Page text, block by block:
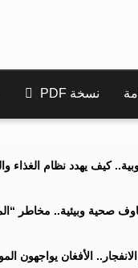
نسخة PDF
كيف يهدد نظام الغذاء والزراعة
صحية وبيئية.. مخاطر
الأفغان يواجهون